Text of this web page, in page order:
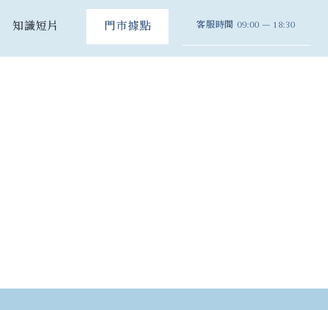
知識短片 門市據點 客服時間 09:00 – 18:30